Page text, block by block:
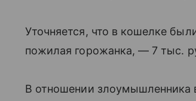
Уточняется, что в кошелке
пожилая горожанка, — 7 тыс.
В отношении злоумышленника